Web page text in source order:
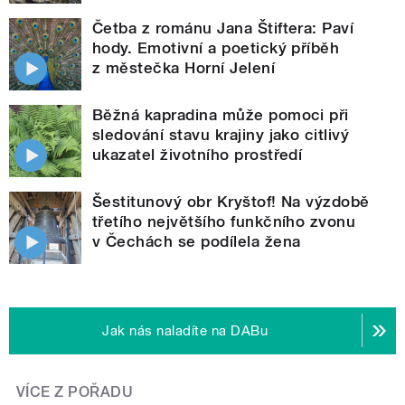
Četba z románu Jana Štiftera: Paví
hody. Emotivní a poetický příběh
z městečka Horní Jelení
Běžná kapradina může pomoci při
sledování stavu krajiny jako citlivý
ukazatel životního prostředí
Šestitunový obr Kryštof! Na výzdobě
třetího největšího funkčního zvonu
v Čechách se podílela žena
Jak nás naladíte na DABu
VÍCE Z POŘADU